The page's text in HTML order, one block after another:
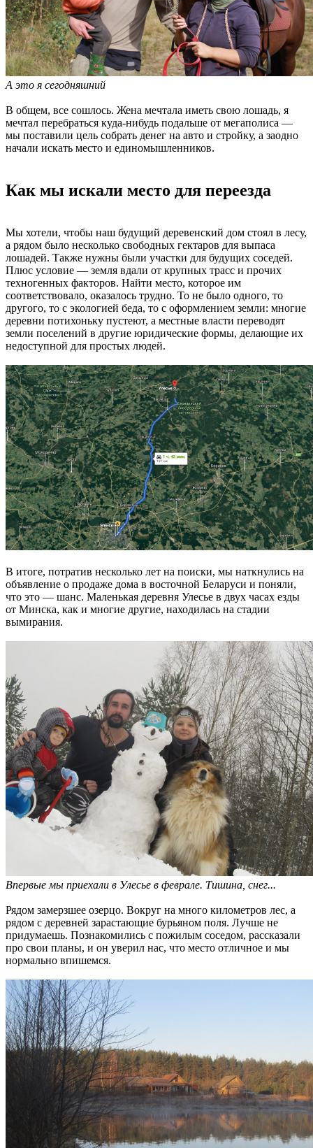
А это я сегодняшний
В общем, все сошлось. Жена мечтала иметь свою лошадь, я
мечтал перебраться куда-нибудь подальше от мегаполиса —
мы поставили цель собрать денег на авто и стройку, а заодно
начали искать место и единомышленников.
Как мы искали место для переезда
Мы хотели, чтобы наш будущий деревенский дом стоял в лесу,
а рядом было несколько свободных гектаров для выпаса
лошадей. Также нужны были участки для будущих соседей.
Плюс условие — земля вдали от крупных трасс и прочих
техногенных факторов. Найти место, которое им
соответствовало, оказалось трудно. То не было одного, то
другого, то с экологией беда, то с оформлением земли: многие
деревни потихоньку пустеют, а местные власти переводят
земли поселений в другие юридические формы, делающие их
недоступной для простых людей.
В итоге, потратив несколько лет на поиски, мы наткнулись на
объявление о продаже дома в восточной Беларуси и поняли,
что это — шанс. Маленькая деревня Улесье в двух часах езды
от Минска, как и многие другие, находилась на стадии
вымирания.
Впервые мы приехали в Улесье в феврале. Тишина, снег...
Рядом замерзшее озерцо. Вокруг на много километров лес, а
рядом с деревней зарастающие бурьяном поля. Лучше не
придумаешь. Познакомились с пожилым соседом, рассказали
про свои планы, и он уверил нас, что место отличное и мы
нормально впишемся.